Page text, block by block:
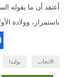
أعتقد أن ما يقوله
باستمرار، وولادة
الانجاب بولندا